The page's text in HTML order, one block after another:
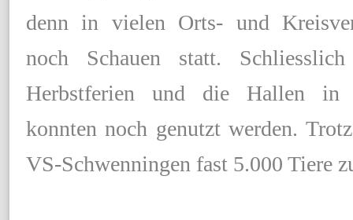
denn in vielen Orts- und
noch Schauen statt.
Herbstferien und die Hallen in
konnten noch genutzt werden.
VS-Schwenningen fast 5.000 Tiere